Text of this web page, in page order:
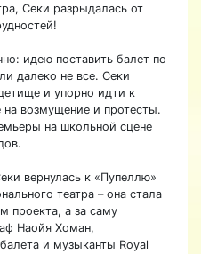
Секи разрыдалась от
идею поставить балет по
далеко не все. Секи
и упорно идти к
возмущение и протесты.
на школьной сцене
вернулась к «Пупеллю»
театра – она стала
проекта, а за саму
Наойя Хоман,
и музыканты Royal